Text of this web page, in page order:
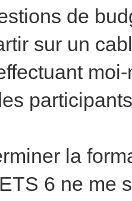
de
sur un
participants
la
6 ne me